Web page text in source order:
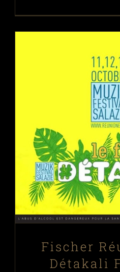
Fischer Réunion
Blog Concerts
Fischer
Détakali